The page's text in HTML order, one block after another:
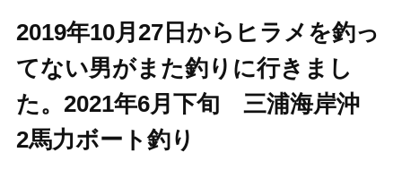
2019年10月27日からヒラメを釣っ
てない男がまた釣りに行きまし
た。2021年6月下旬 三浦海岸沖
2馬力ボート釣り